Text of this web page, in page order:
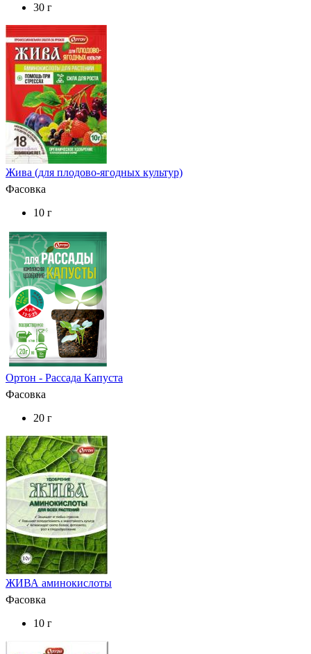
30 г
Жива (для плодово-ягодных культур)
Фасовка
10 г
Ортон - Рассада Капуста
Фасовка
20 г
ЖИВА аминокислоты
Фасовка
10 г